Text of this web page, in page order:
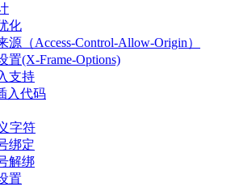
化
源（Access-Control-Allow-Origin）
置(X-Frame-Options)
支持
入代码
字符
绑定
解绑
置